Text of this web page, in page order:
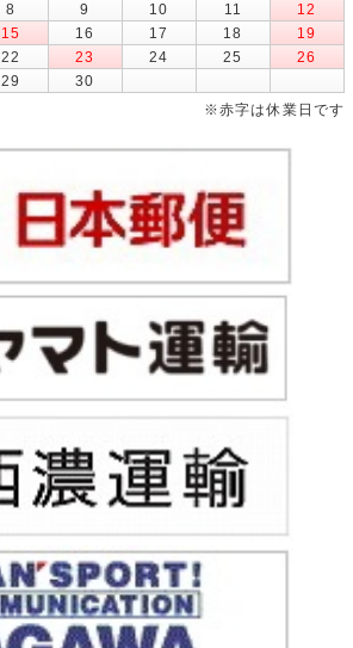
8 9 10 11
12
15 16 17 18
19
22 23 24 25
26
29
30
※赤字は休業日です